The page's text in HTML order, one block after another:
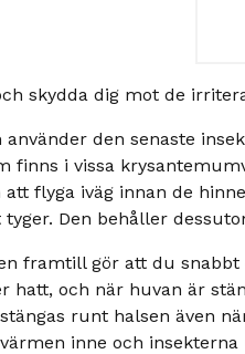
skydda dig mot de
den senaste
finns i vissa
flyga iväg innan de
Den behåller
framtill gör att du
hatt, och när huvan är
runt halsen även
inne och